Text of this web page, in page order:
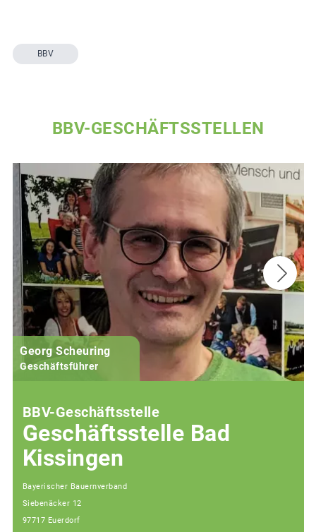
BBV
BBV-GESCHÄFTSSTELLEN
Georg Scheuring
Geschäftsführer
BBV-Geschäftsstelle
Geschäftsstelle Bad
Kissingen
Bayerischer Bauernverband
Siebenäcker 12
97717 Euerdorf